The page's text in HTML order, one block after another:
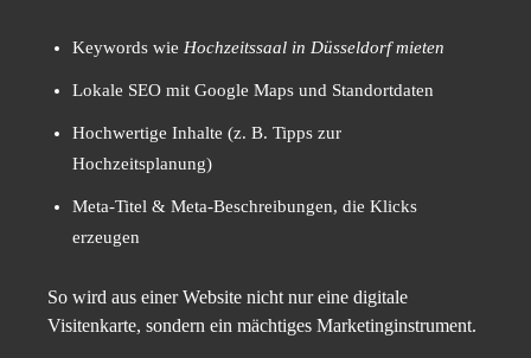
Keywords wie Hochzeitssaal in Düsseldorf mieten
Lokale SEO mit Google Maps und Standortdaten
Hochwertige Inhalte (z. B. Tipps zur
Hochzeitsplanung)
Meta-Titel & Meta-Beschreibungen, die Klicks
erzeugen
So wird aus einer Website nicht nur eine digitale
Visitenkarte, sondern ein mächtiges Marketinginstrument.